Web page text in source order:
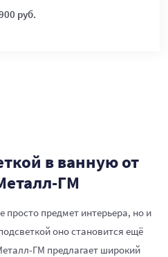
руб.
в ванную от
ГМ
просто предмет интерьера, но и
оно становится ещё
ГМ предлагает широкий